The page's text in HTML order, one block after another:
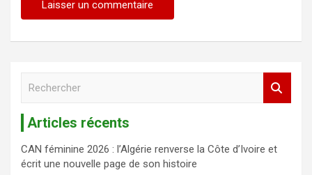
r
c
Articles récents
CAN féminine 2026 : l’Algérie renverse la Côte d’Ivoire et
écrit une nouvelle page de son histoire